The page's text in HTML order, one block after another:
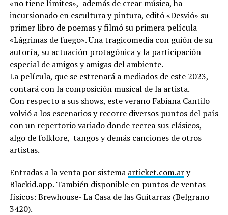
«no tiene límites», además de crear música, ha
incursionado en escultura y pintura, editó «Desvió» su
primer libro de poemas y filmó su primera película
«Lágrimas de fuego». Una tragicomedia con guión de su
autoría, su actuación protagónica y la participación
especial de amigos y amigas del ambiente.
La película, que se estrenará a mediados de este 2023,
contará con la composición musical de la artista.
Con respecto a sus shows, este verano Fabiana Cantilo
volvió a los escenarios y recorre diversos puntos del país
con un repertorio variado donde recrea sus clásicos,
algo de folklore, tangos y demás canciones de otros
artistas.
Entradas a la venta por sistema articket.com.ary
Blackid.app. También disponible en puntos de ventas
físicos: Brewhouse- La Casa de las Guitarras (Belgrano
3420).